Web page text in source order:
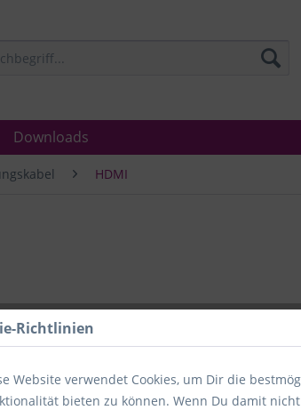
Downloads
HDMI
Richtlinien
Website verwendet Cookies, um Dir die
bieten zu können. Wenn Du damit nicht